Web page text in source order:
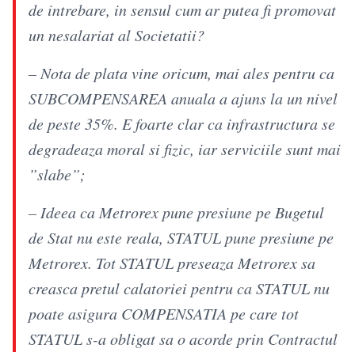
de intrebare, in sensul cum ar putea fi promovat
un nesalariat al Societatii?
– Nota de plata vine oricum, mai ales pentru ca
SUBCOMPENSAREA anuala a ajuns la un nivel
de peste 35%. E foarte clar ca infrastructura se
degradeaza moral si fizic, iar serviciile sunt mai
”slabe”;
– Ideea ca Metrorex pune presiune pe Bugetul
de Stat nu este reala, STATUL pune presiune pe
Metrorex. Tot STATUL preseaza Metrorex sa
creasca pretul calatoriei pentru ca STATUL nu
poate asigura COMPENSATIA pe care tot
STATUL s-a obligat sa o acorde prin Contractul